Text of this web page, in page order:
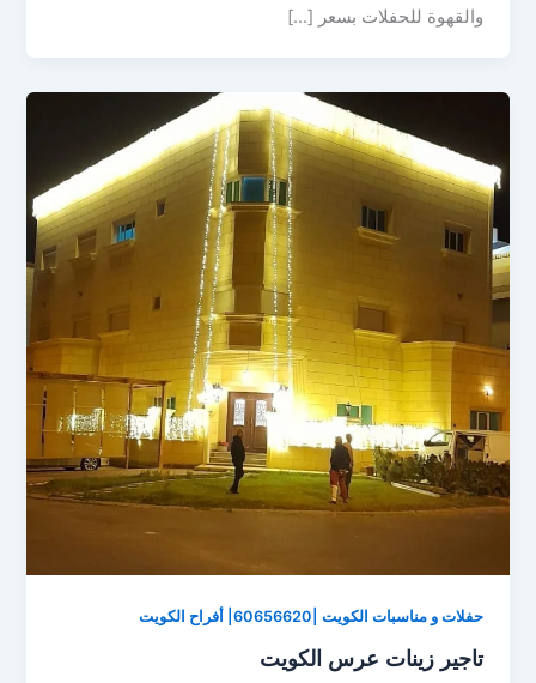
والقهوة للحفلات بسعر […]
حفلات و مناسبات الكويت |60656620| أفراح الكويت
تاجير زينات عرس الكويت